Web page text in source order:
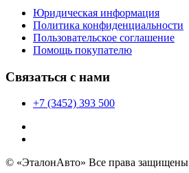
Юридическая информация
Политика конфиденциальности
Пользовательское соглашение
Помощь покупателю
Связаться с нами
+7 (3452) 393 500
© «ЭталонАвто» Все права защищены